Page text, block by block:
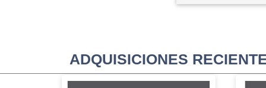
ADQUISICIONES